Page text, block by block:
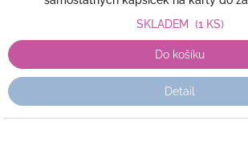
SKLADEM (1 KS)
Do košíku
Detail